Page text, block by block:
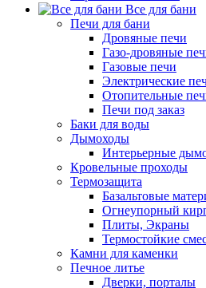
Все для бани
Печи для бани
Дровяные печи
Газо-дровяные
Газовые печи
Электрические
Отопительные
Печи под заказ
Баки для воды
Дымоходы
Интерьерные
Кровельные проходы
Термозащита
Базальтовые
Огнеупорный
Плиты, Экраны
Термостойкие
Камни для каменки
Печное литье
Дверки, порталы